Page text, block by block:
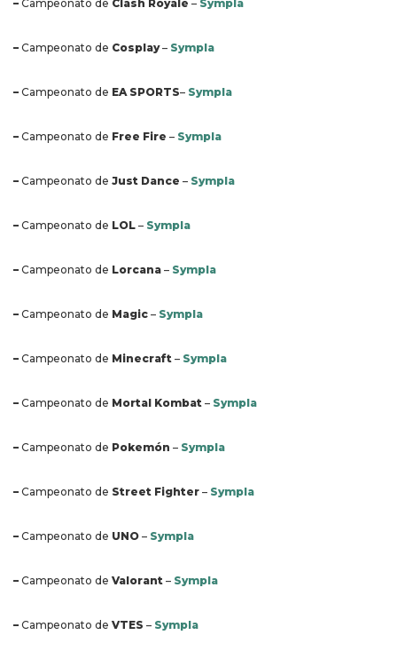
– Campeonato de Clash Royale – Sympla
– Campeonato de Cosplay– Sympla
– Campeonato de EA SPORTS– Sympla
– Campeonato de Free Fire – Sympla
– Campeonato de Just Dance – Sympla
– Campeonato de LOL – Sympla
– Campeonato de Lorcana – Sympla
– Campeonato de Magic – Sympla
– Campeonato de Minecraft – Sympla
– Campeonato de Mortal Kombat – Sympla
– Campeonato de Pokemón – Sympla
– Campeonato de Street Fighter – Sympla
– Campeonato de UNO – Sympla
– Campeonato de Valorant – Sympla
– Campeonato de VTES – Sympla